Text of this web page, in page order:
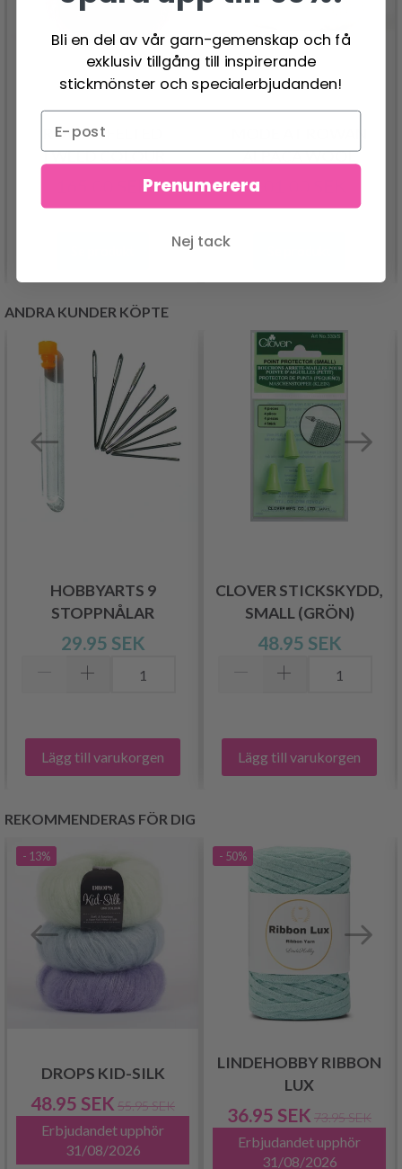
ROWAN FELTED
TWEED COLOUR
165.00 SEK
ALPACA WOOL
101.00 SEK
ANDRA KUNDER KÖPTE
HOBBYARTS 9
STOPPNÅLAR
29.95 SEK
Lägg till varukorgen
CLOVER STICKSKYDD,
SMALL (GRÖN)
48.95 SEK
Lägg till varukorgen
REKOMMENDERAS FÖR DIG
- 13%
DROPS KID-SILK
48.95 SEK 55.95 SEK
Erbjudandet upphör
31/08/2026
- 50%
LINDEHOBBY RIBBON
LUX
36.95 SEK 73.95 SEK
Erbjudandet upphör
31/08/2026
Bli en del av vår garn-gemenskap och få
exklusiv tillgång till inspirerande
stickmönster och specialerbjudanden!
Prenumerera
Nej tack